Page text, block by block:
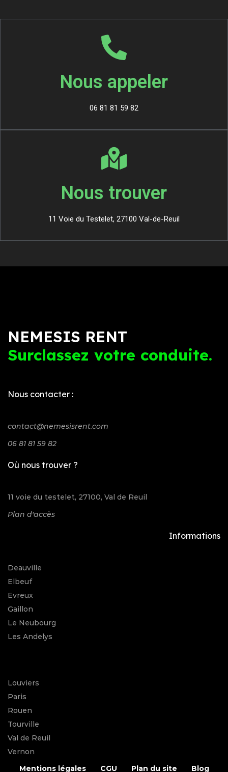
Nous appeler
06 81 81 59 82
Nous trouver
11 Voie du Testelet, 27100 Val-de-Reuil
NEMESIS RENT
Surclassez votre conduite.
Nous contacter :
contact@nemesisrent.com
06 81 81 59 82
Où nous trouver ?
11 voie du testelet, 27100, Val de Reuil
Plan d'accès
Informations
Deauville
Elbeuf
Evreux
Gaillon
Le Neubourg
Les Andelys
Louviers
Paris
Rouen
Tourville
Val de Reuil
Vernon
Mentions légales
CGU Plan du site Blog